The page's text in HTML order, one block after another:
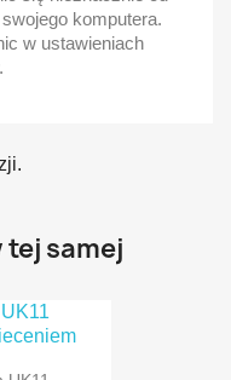
komputera.
w ustawieniach
samej